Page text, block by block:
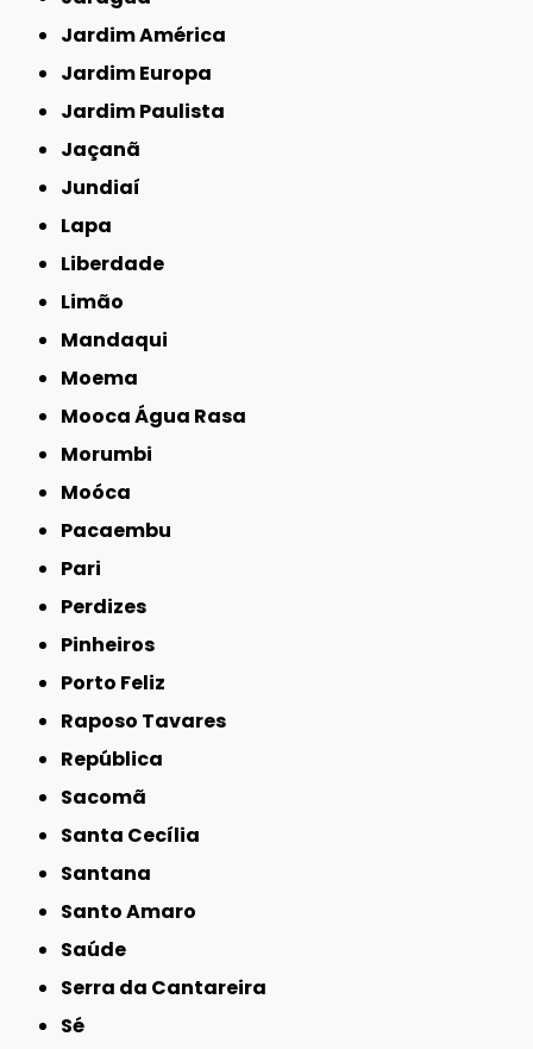
Jardim América
Jardim Europa
Jardim Paulista
Jaçanã
Jundiaí
Lapa
Liberdade
Limão
Mandaqui
Moema
Mooca Água Rasa
Morumbi
Moóca
Pacaembu
Pari
Perdizes
Pinheiros
Porto Feliz
Raposo Tavares
República
Sacomã
Santa Cecília
Santana
Santo Amaro
Saúde
Serra da Cantareira
Sé